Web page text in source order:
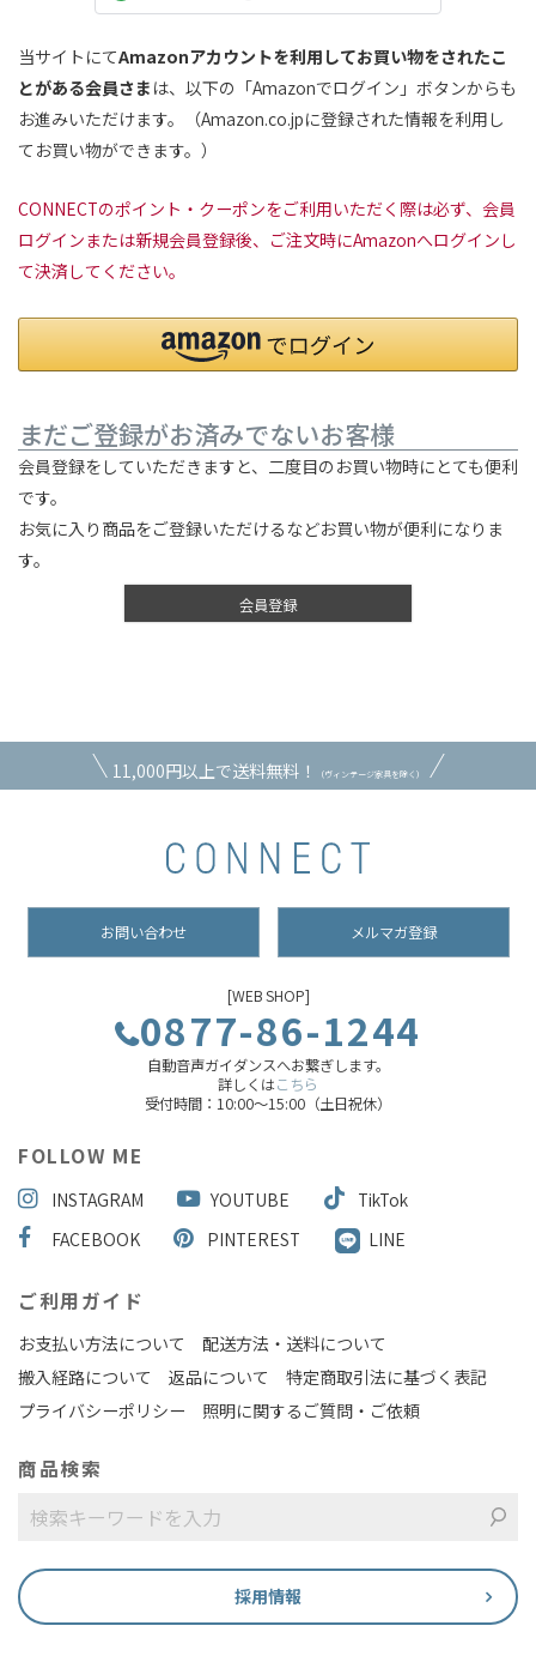
当サイトにてAmazonアカウントを利用してお買い物をされたこ
とがある会員さま は、以下の「Amazonでログイン」ボタンからも
お進みいただけます。（Amazon.co.jpに登録された情報を利用し
てお買い物ができます。）
CONNECTのポイント・クーポンをご利用いただく際は必ず、会員
ログインまたは新規会員登録後、ご注文時にAmazonへログインし
て決済してください。
まだご登録がお済みでないお客様
会員登録をしていただきますと、二度目のお買い物時にとても便利
です。
お気に入り商品をご登録いただけるなどお買い物が便利になりま
す。
会員登録
11,000円以上で送料無料！ （ヴィンテージ家具を除く）
お問い合わせ メルマガ登録
[WEB SHOP]
0877-86-1244
自動音声ガイダンスへお繋ぎします。
詳しくはこちら
受付時間：10:00～15:00（土日祝休）
FOLLOW ME
INSTAGRAM YOUTUBE
TikTok
FACEBOOK
PINTEREST LINE
ご利用ガイド
お支払い方法について
配送方法・送料について
搬入経路について
返品について
特定商取引法に基づく表記
プライバシーポリシー
照明に関するご質問・ご依頼
商品検索
採用情報